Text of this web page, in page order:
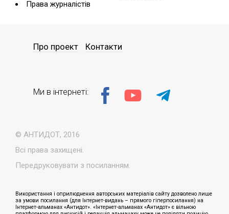
Права журналістів
© АНТИДОТ, 2016
Всі права захищені.
Передруковувати з посиланням.
Про проект Контакти
Ми в інтернеті:
Використання і оприлюднення авторських матеріалів сайту дозволено лише
за умови посилання (для Інтернет-видань – прямого гіперпосилання) на
Інтернет-альманах «Антидот». «Інтернет-альманах «Антидот» є вільною